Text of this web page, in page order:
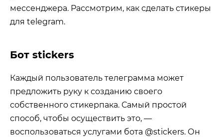
мессенджера. Рассмотрим, как сделать стикеры
для telegram.
Бот stickers
Каждый пользователь телеграмма может
предложить руку к созданию своего
собственного стикерпака. Самый простой
способ, чтобы осуществить это, —
воспользоваться услугами бота @stickers. Он